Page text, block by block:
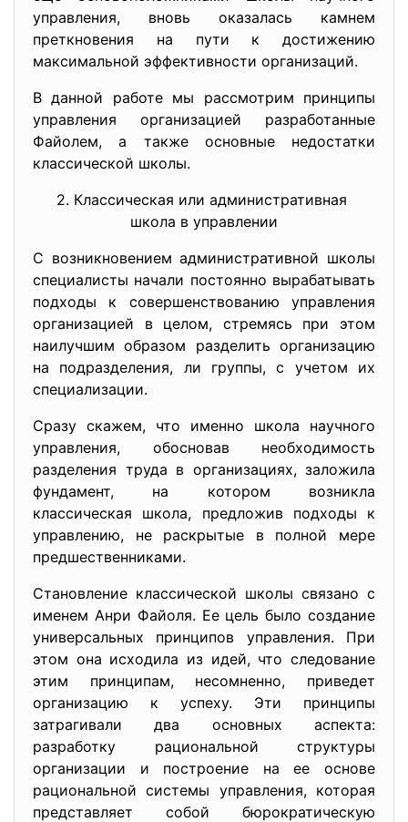
управления, вновь оказалась камнем
преткновения на пути к достижению
максимальной эффективности организаций.
В данной работе мы рассмотрим принципы
управления организацией разработанные
Файолем, а также основные недостатки
классической школы.
2. Классическая или административная
школа в управлении
С возникновением административной школы
специалисты начали постоянно вырабатывать
подходы к совершенствованию управления
организацией в целом, стремясь при этом
наилучшим образом разделить организацию
на подразделения, ли группы, с учетом их
специализации.
Сразу скажем, что именно школа научного
управления, обосновав необходимость
разделения труда в организациях, заложила
фундамент, на котором возникла
классическая школа, предложив подходы к
управлению, не раскрытые в полной мере
предшественниками.
Становление классической школы связано с
именем Анри Файоля. Ее цель было создание
универсальных принципов управления. При
этом она исходила из идей, что следование
этим принципам, несомненно, приведет
организацию к успеху. Эти принципы
затрагивали два основных аспекта:
разработку рациональной структуры
организации и построение на ее основе
рациональной системы управления, которая
представляет собой бюрократическую